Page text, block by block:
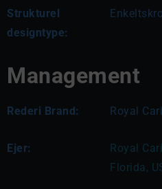
Strukturel
designtype:
Management
Rederi Brand: Royal
Ejer:
Royal
Florida,